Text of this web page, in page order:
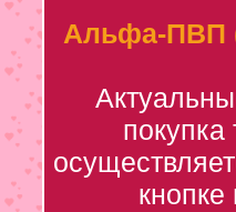
Альфа-ПВП
покупка